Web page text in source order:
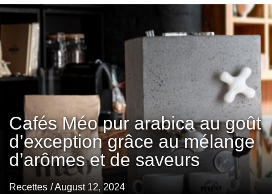
Cafés Méo pur arabica au goût
d’exception grâce au mélange
d’arômes et de saveurs
Recettes / August 12, 2024